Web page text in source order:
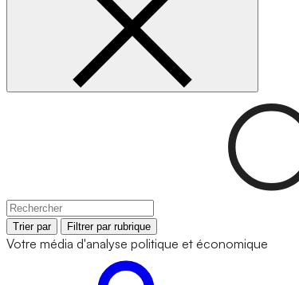
Trier par Filtrer par rubrique
Votre média d'analyse politique et économique